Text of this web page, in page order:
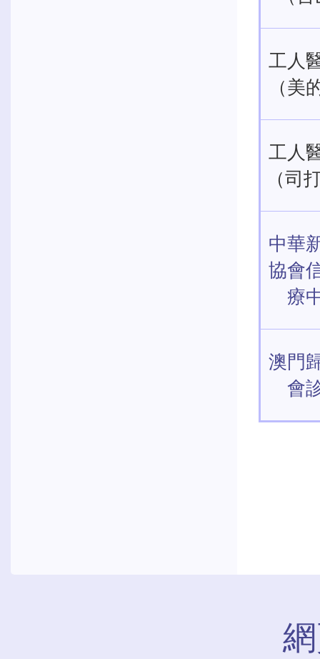
工人
（美
工人
（司
中華
協會
療
澳門
會